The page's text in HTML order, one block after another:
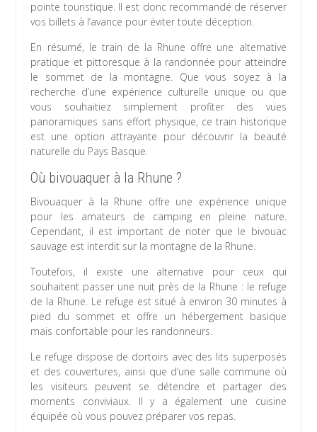
pointe touristique. Il est donc recommandé de réserver
vos billets à l’avance pour éviter toute déception.
En résumé, le train de la Rhune offre une alternative
pratique et pittoresque à la randonnée pour atteindre
le sommet de la montagne. Que vous soyez à la
recherche d’une expérience culturelle unique ou que
vous souhaitiez simplement profiter des vues
panoramiques sans effort physique, ce train historique
est une option attrayante pour découvrir la beauté
naturelle du Pays Basque.
Où bivouaquer à la Rhune ?
Bivouaquer à la Rhune offre une expérience unique
pour les amateurs de camping en pleine nature.
Cependant, il est important de noter que le bivouac
sauvage est interdit sur la montagne de la Rhune.
Toutefois, il existe une alternative pour ceux qui
souhaitent passer une nuit près de la Rhune : le refuge
de la Rhune. Le refuge est situé à environ 30 minutes à
pied du sommet et offre un hébergement basique
mais confortable pour les randonneurs.
Le refuge dispose de dortoirs avec des lits superposés
et des couvertures, ainsi que d’une salle commune où
les visiteurs peuvent se détendre et partager des
moments conviviaux. Il y a également une cuisine
équipée où vous pouvez préparer vos repas.